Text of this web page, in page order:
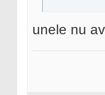
unele nu